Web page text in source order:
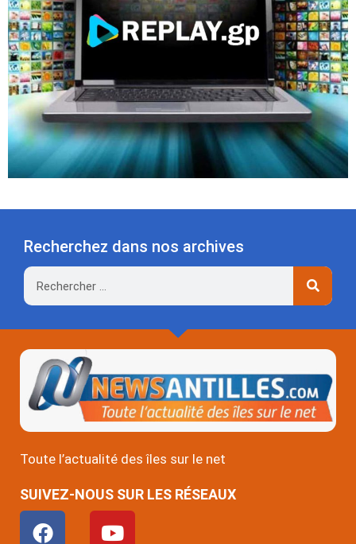
Recherchez dans nos archives
Rechercher
Toute l’actualité des îles sur le net
SUIVEZ-NOUS SUR LES RÉSEAUX
F
Y